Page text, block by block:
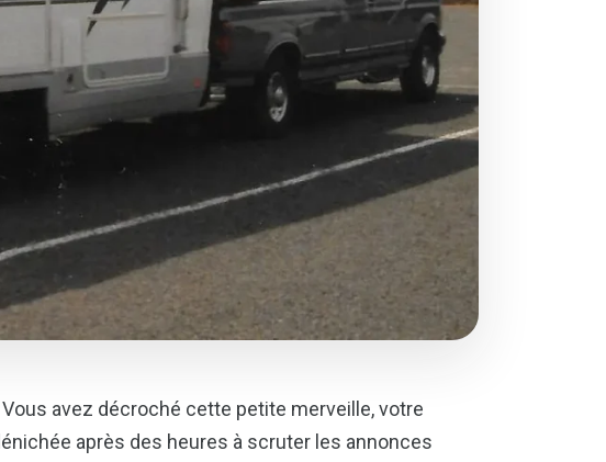
avez décroché cette petite merveille, votre
après des heures à scruter les annonces